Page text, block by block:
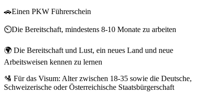
🚗Einen PKW Führerschein
⏲️Die Bereitschaft, mindestens 8-10 Monate zu arbeiten
🌍 Die Bereitschaft und Lust, ein neues Land und neue
Arbeitsweisen kennen zu lernen
🛂 Für das Visum: Alter zwischen 18-35 sowie die Deutsche,
Schweizerische oder Österreichische Staatsbürgerschaft